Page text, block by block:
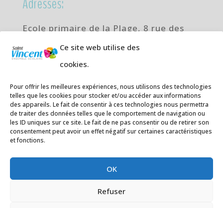
Ce site web utilise des
cookies.
Pour offrir les meilleures expériences, nous utilisons des technologies
telles que les cookies pour stocker et/ou accéder aux informations
des appareils. Le fait de consentir à ces technologies nous permettra
de traiter des données telles que le comportement de navigation ou
les ID uniques sur ce site. Le fait de ne pas consentir ou de retirer son
consentement peut avoir un effet négatif sur certaines caractéristiques
et fonctions.
OK
Refuser
Ecole primaire de la Plage, 8 rue des
Téléphone
Libération 64700 Hendaye
Téléphone 05 59 48 89 00
E-mail:secretariat@saintvincent.eus